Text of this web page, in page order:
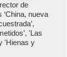
de
‘China, nueva
'Las
'Hienas y